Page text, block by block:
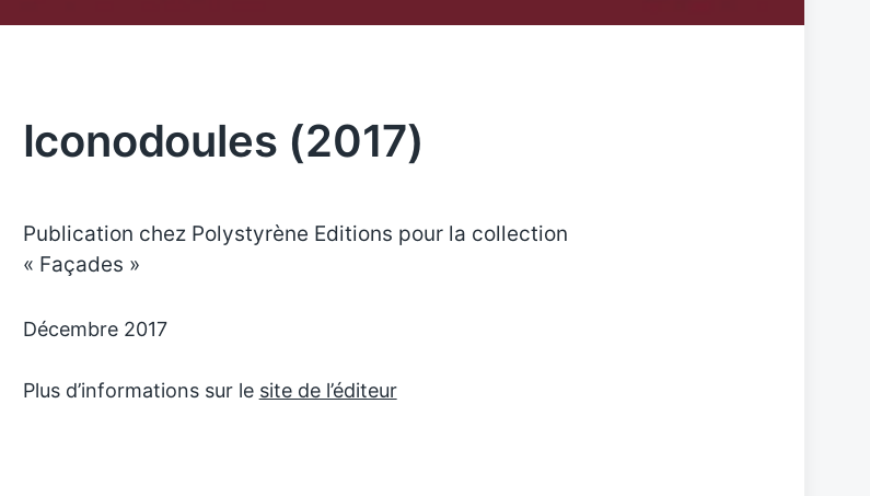
Iconodoules (2017)
Publication chez Polystyrène Editions pour la collection
« Façades »
Décembre 2017
Plus d’informations sur le site de l’éditeur